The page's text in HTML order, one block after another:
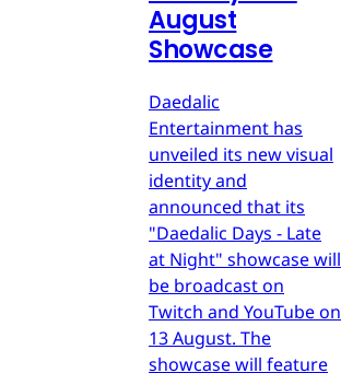
August
Showcase
Daedalic
Entertainment has
unveiled its new visual
identity and
announced that its
"Daedalic Days - Late
at Night" showcase will
be broadcast on
Twitch and YouTube on
13 August. The
showcase will feature